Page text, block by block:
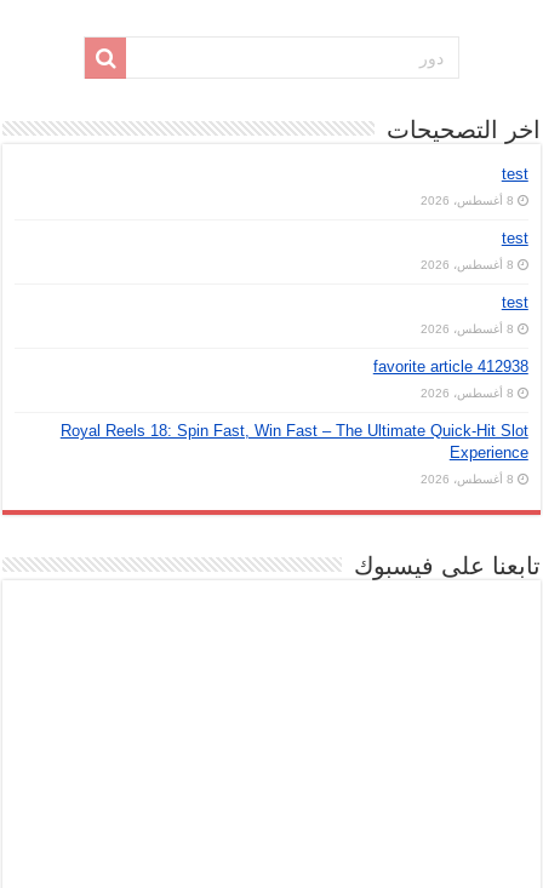
اخر التصحيحات
test
8 أغسطس، 2026
test
8 أغسطس، 2026
test
8 أغسطس، 2026
favorite article 412938
8 أغسطس، 2026
Royal Reels 18: Spin Fast, Win Fast – The Ultimate Quick‑Hit Slot
Experience
8 أغسطس، 2026
تابعنا على فيسبوك